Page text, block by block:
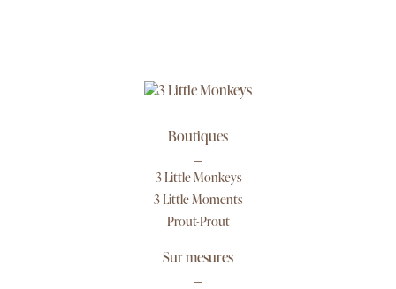
Boutiques
3 Little Monkeys
3 Little Moments
Prout-Prout
Sur mesures